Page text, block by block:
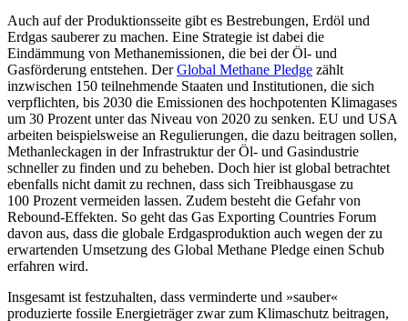
Auch auf der Produktionsseite gibt es Bestrebungen, Erdöl und
Erdgas sauberer zu machen. Eine Strategie ist dabei die
Eindämmung von Methanemissionen, die bei der Öl- und
Gasförderung entstehen. DerGlobal Methane Pledge zählt
inzwischen 150 teilnehmende Staaten und Institutionen, die sich
verpflichten, bis 2030 die Emissionen des hochpotenten Klimagases
um 30 Prozent unter das Niveau von 2020 zu senken. EU und USA
arbeiten beispielsweise an Regulierungen, die dazu beitragen sollen,
Methanleckagen in der Infrastruktur der Öl- und Gasindustrie
schneller zu finden und zu beheben. Doch hier ist global betrachtet
ebenfalls nicht damit zu rechnen, dass sich Treibhausgase zu
100 Prozent vermeiden lassen. Zudem besteht die Gefahr von
Rebound-Effekten. So geht das Gas Exporting Countries Forum
davon aus, dass die globale Erdgasproduktion auch wegen der zu
erwartenden Umsetzung des Global Methane Pledge einen Schub
erfahren wird.
Insgesamt ist festzuhalten, dass vermin­derte und »sauber«
produzierte fossile Ener­gieträger zwar zum Klimaschutz beitragen,